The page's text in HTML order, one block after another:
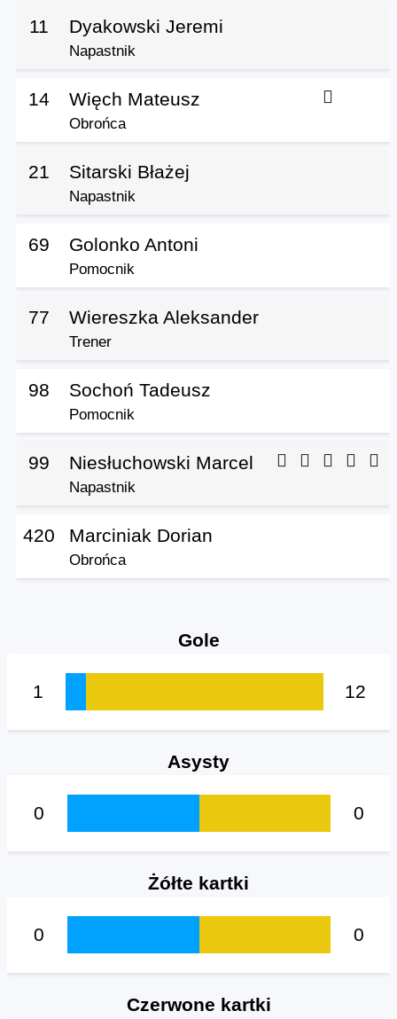
11 Dyakowski Jeremi
Napastnik
14 Więch Mateusz
Obrońca
21 Sitarski Błażej
Napastnik
69 Golonko Antoni
Pomocnik
77 Wiereszka Aleksander
Trener
98 Sochoń Tadeusz
Pomocnik
99 Niesłuchowski Marcel
Napastnik
420 Marciniak Dorian
Obrońca
Gole
1 12
Asysty
0 0
Żółte kartki
0 0
Czerwone kartki